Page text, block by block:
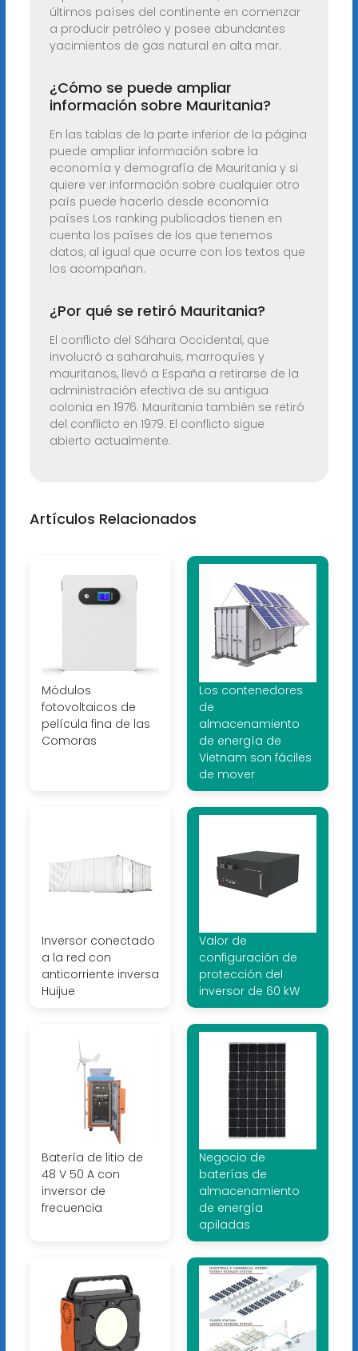
últimos países del continente en comenzar
a producir petróleo y posee abundantes
yacimientos de gas natural en alta mar.
¿Cómo se puede ampliar
información sobre Mauritania?
En las tablas de la parte inferior de la página
puede ampliar información sobre la
economía y demografía de Mauritania y si
quiere ver información sobre cualquier otro
país puede hacerlo desde economía
países Los ranking publicados tienen en
cuenta los países de los que tenemos
datos, al igual que ocurre con los textos que
los acompañan.
¿Por qué se retiró Mauritania?
El conflicto del Sáhara Occidental, que
involucró a saharahuis, marroquíes y
mauritanos, llevó a España a retirarse de la
administración efectiva de su antigua
colonia en 1976. Mauritania también se retiró
del conflicto en 1979. El conflicto sigue
abierto actualmente.
Artículos Relacionados
Módulos
fotovoltaicos de
película fina de las
Comoras
Los contenedores
de
almacenamiento
de energía de
Vietnam son fáciles
de mover
Inversor conectado
a la red con
anticorriente inversa
Huijue
Valor de
configuración de
protección del
inversor de 60 kW
Batería de litio de
48 V 50 A con
inversor de
frecuencia
Negocio de
baterías de
almacenamiento
de energía
apiladas